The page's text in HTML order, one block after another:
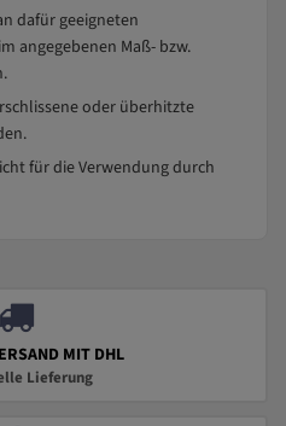
dafür geeigneten
angegebenen Maß- bzw.
oder überhitzte
für die Verwendung durch
MIT DHL
Lieferung